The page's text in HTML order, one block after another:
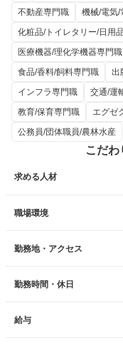
不動産専門職
機械/電気/
化粧品/トイレタリー/日用
医療機器/理化学機器専門職
食品/香料/飼料専門職
出
インフラ専門職
交通/運
教育/保育専門職
エグゼ
公務員/団体職員/農林水産
こだ
求める人材
職場環境
勤務地・アクセス
勤務時間・休日
給与